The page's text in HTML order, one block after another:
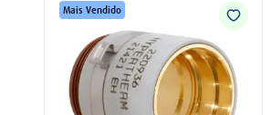
Mais Vendido